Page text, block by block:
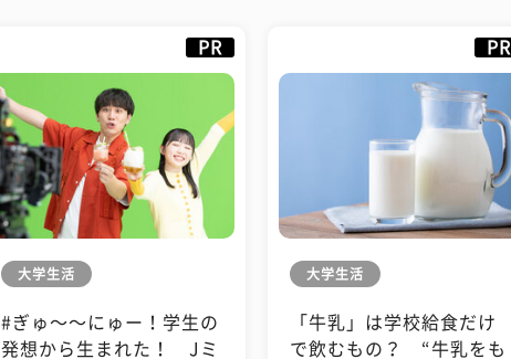
PR
大学生活
#ぎゅ〜〜にゅー！学生の
発想から生まれた！ Jミ
PR
大学生活
「牛乳」は学校給食だけ
で飲むもの？ “牛乳をも